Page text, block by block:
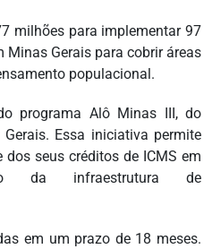
milhões para implementar 97
Minas Gerais para cobrir áreas
populacional.
programa Alô Minas III, do
Essa iniciativa permite
seus créditos de ICMS em
da infraestrutura de
em um prazo de 18 meses.